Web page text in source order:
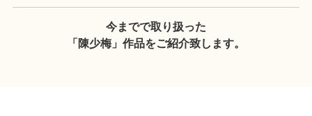
今までで取り扱った
「陳少梅」作品をご紹介致します。